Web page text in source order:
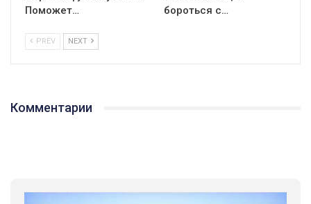
Поможет…
бороться с…
PREV NEXT
Комментарии